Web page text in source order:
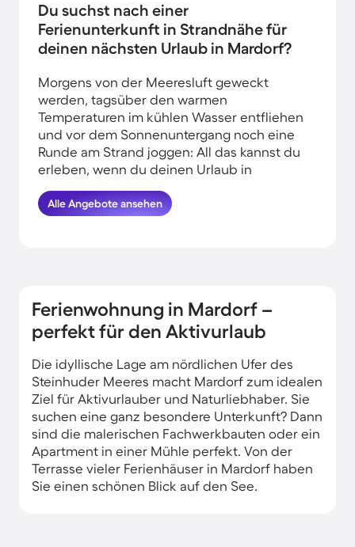
Du suchst nach einer
Ferienunterkunft in Strandnähe für
deinen nächsten Urlaub in Mardorf?
Morgens von der Meeresluft geweckt
werden, tagsüber den warmen
Temperaturen im kühlen Wasser entfliehen
und vor dem Sonnenuntergang noch eine
Runde am Strand joggen: All das kannst du
erleben, wenn du deinen Urlaub in
HomeToGo hat für dich und deine Familie
die besten Angebote herausgesucht. Finde
Alle Angebote ansehen
Ferienwohnung in Mardorf –
perfekt für den Aktivurlaub
Die idyllische Lage am nördlichen Ufer des
Steinhuder Meeres macht Mardorf zum idealen
Ziel für Aktivurlauber und Naturliebhaber. Sie
suchen eine ganz besondere Unterkunft? Dann
sind die malerischen Fachwerkbauten oder ein
Apartment in einer Mühle perfekt. Von der
Terrasse vieler Ferienhäuser in Mardorf haben
Sie einen schönen Blick auf den See.